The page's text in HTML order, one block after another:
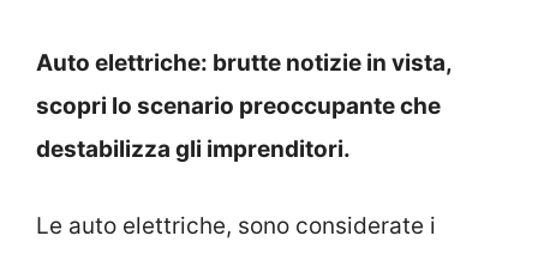
Auto elettriche: brutte notizie in vista,
scopri lo scenario preoccupante che
destabilizza gli imprenditori.
Le auto elettriche, sono considerate i